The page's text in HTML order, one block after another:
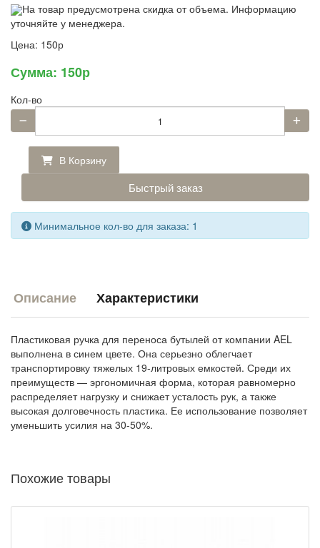
На товар предусмотрена скидка от объема. Информацию
уточняйте у менеджера.
Цена: 150р
Сумма: 150р
Кол-во
В Корзину
Быстрый заказ
Минимальное кол-во для заказа: 1
Описание Характеристики
Пластиковая ручка для переноса бутылей от компании AEL
выполнена в синем цвете. Она серьезно облегчает
транспортировку тяжелых 19-литровых емкостей. Среди их
преимуществ — эргономичная форма, которая равномерно
распределяет нагрузку и снижает усталость рук, а также
высокая долговечность пластика. Ее использование позволяет
уменьшить усилия на 30-50%.
Похожие товары